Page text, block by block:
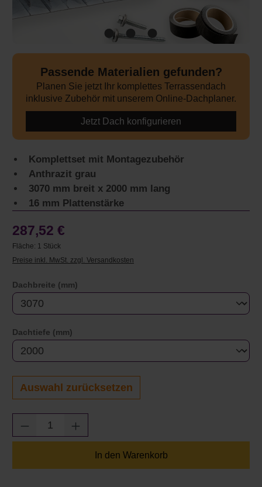
Passende Materialien gefunden?
Planen Sie jetzt Ihr komplettes Terrassendach
inklusive Zubehör mit unserem Online-Dachplaner.
Jetzt Dach konfigurieren
Komplettset mit Montagezubehör
Anthrazit grau
3070 mm breit x 2000 mm lang
16 mm Plattenstärke
287,52 €
Fläche: 1 Stück
Preise inkl. MwSt. zzgl. Versandkosten
Dachbreite (mm)
Dachtiefe (mm)
Auswahl zurücksetzen
Produkt Anzahl: Gib den gewünschten
In den Warenkorb